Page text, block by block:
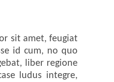
sit amet, feugiat
id cum, no quo
liber regione
ludus integre,